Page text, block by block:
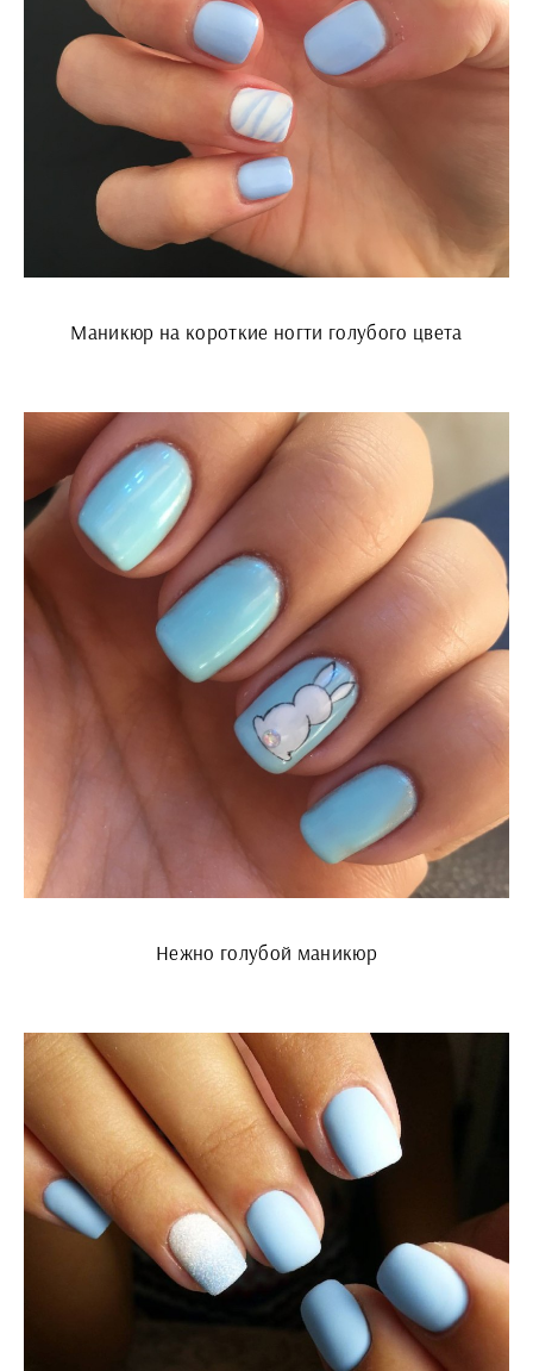
Маникюр на короткие ногти голубого цвета
Нежно голубой маникюр